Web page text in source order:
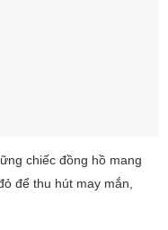
chiếc đồng hồ mang
để thu hút may mắn,